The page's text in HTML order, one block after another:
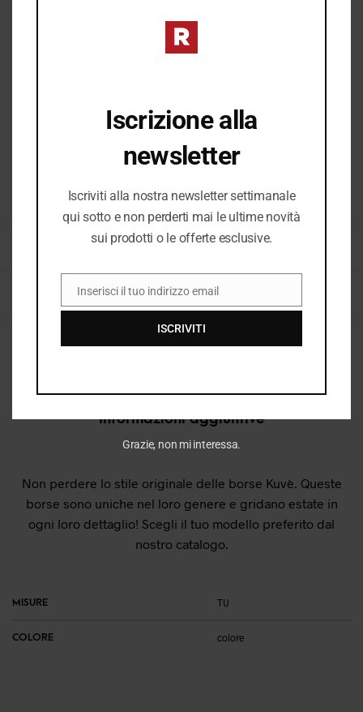
BEAUTY DONNA,BORSE & ACCESSORI DONNA,BORSE DONNA
BORSA DONNA,BORSA MARE,KUVÈ, SAINT TROPEZ BEACH CLUB
Informazioni aggiuntive
Non perdere lo stile originale delle borse Kuvè. Queste
borse sono uniche nel loro genere e gridano estate in
ogni loro dettaglio! Scegli il tuo modello preferito dal
nostro catalogo.
MISURE TU
COLORE colore
Iscrizione alla
newsletter
Iscriviti alla nostra newsletter settimanale
qui sotto e non perderti mai le ultime novità
sui prodotti o le offerte esclusive.
EMAIL
Inserisci il tuo indirizzo email
ISCRIVITI
Grazie, non mi interessa.